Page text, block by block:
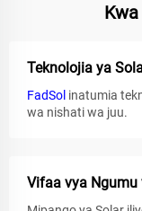
Teknolojia ya
FadSol inatumia
wa nishati wa juu.
Vifaa vya Ngumu